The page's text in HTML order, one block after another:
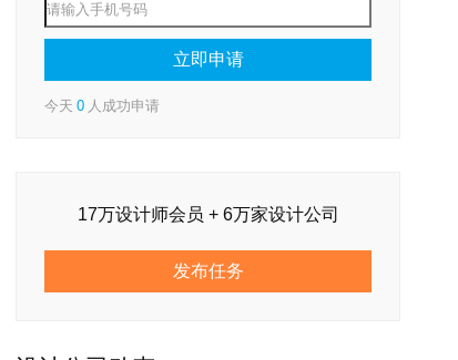
今天 0 人成功申请
17万设计师会员 + 6万家设计公司
发布任务